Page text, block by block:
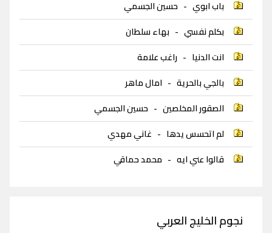
باب ابوي - حسين الجسمي
بكلم نفسي - بهاء سلطان
انت الدنيا - راغب علامة
بالجي بالحرية - امال ماهر
الصقور المخلصين - حسين الجسمي
لم اتحسس يدها - غاني مهدي
قالوا عني ايه - محمد حماقي
نجوم الخليج العربي